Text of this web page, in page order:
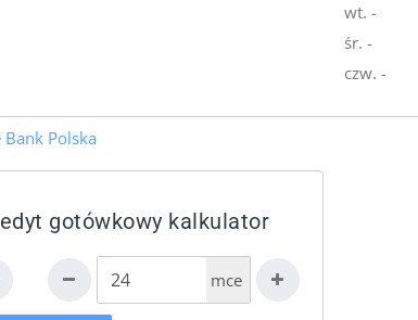
wt. -
śr. -
czw. -
Polska
gotówkowy kalkulator
mce